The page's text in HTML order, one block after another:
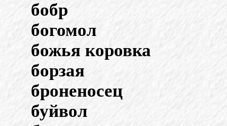
бобр
богомол
божья коровка
борзая
броненосец
буйвол